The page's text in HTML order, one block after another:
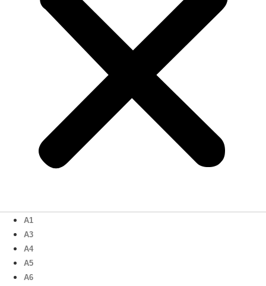
A1
A3
A4
A5
A6